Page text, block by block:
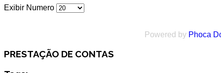
Exibir Numero
Powered by Phoca
PRESTAÇÃO DE CONTAS